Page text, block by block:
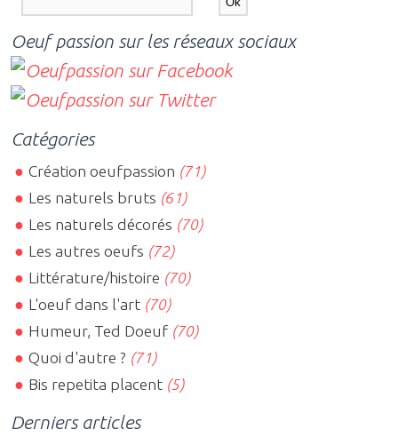
Oeuf passion sur les réseaux sociaux
Catégories
Création oeufpassion (71)
Les naturels bruts (61)
Les naturels décorés (70)
Les autres oeufs (72)
Littérature/histoire (70)
L'oeuf dans l'art (70)
Humeur, Ted Doeuf (70)
Quoi d'autre ? (71)
Bis repetita placent (5)
Derniers articles